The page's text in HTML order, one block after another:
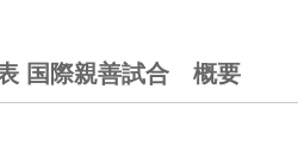
国際親善試合 概要